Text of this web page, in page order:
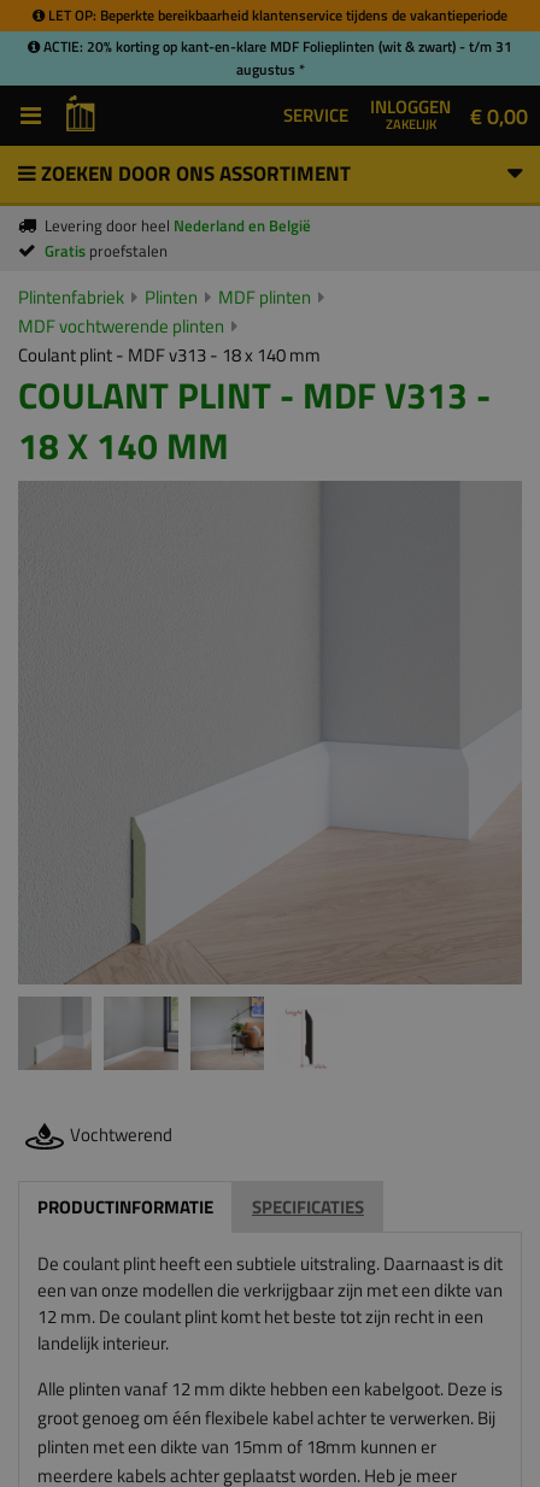
LET OP: Beperkte bereikbaarheid klantenservice tijdens de vakantieperiode
ACTIE: 20% korting op kant-en-klare MDF Folieplinten (wit & zwart) - t/m 31
augustus *
SERVICE INLOGGEN
ZAKELIJK € 0,00
ZOEKEN DOOR ONS ASSORTIMENT
Levering door heel Nederland en België
Gratis proefstalen
Plintenfabriek Plinten
MDF plinten
MDF vochtwerende plinten
Coulant plint - MDF v313 - 18 x 140 mm
COULANT PLINT - MDF V313 -
18 X 140 MM
Vochtwerend
PRODUCTINFORMATIE SPECIFICATIES
De coulant plint heeft een subtiele uitstraling. Daarnaast is dit
een van onze modellen die verkrijgbaar zijn met een dikte van
12 mm. De coulant plint komt het beste tot zijn recht in een
landelijk interieur.
Alle plinten vanaf 12 mm dikte hebben een kabelgoot. Deze is
groot genoeg om één flexibele kabel achter te verwerken. Bij
plinten met een dikte van 15mm of 18mm kunnen er
meerdere kabels achter geplaatst worden.Heb je meer